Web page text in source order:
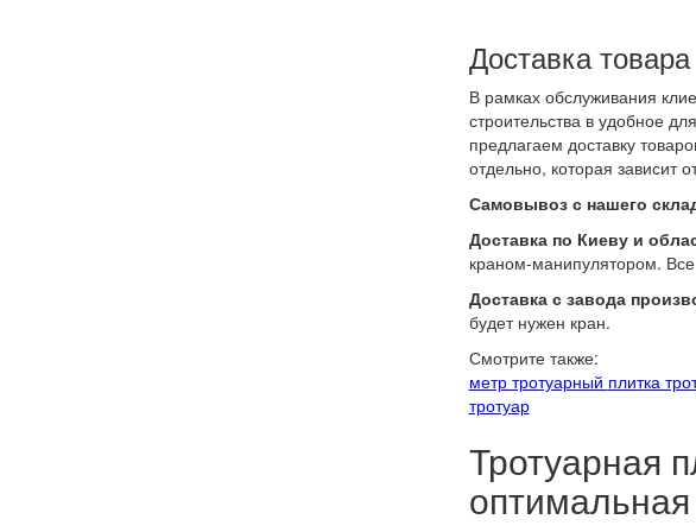
Доставка товара
В рамках обслуживания
строительства в удобное
предлагаем доставку
отдельно, которая зависит
Самовывоз с нашего
Доставка по Киеву и
краном-манипулятором.
Доставка с завода
будет нужен кран.
Смотрите также:
метр тротуарный плитка
тротуар
Тротуарная